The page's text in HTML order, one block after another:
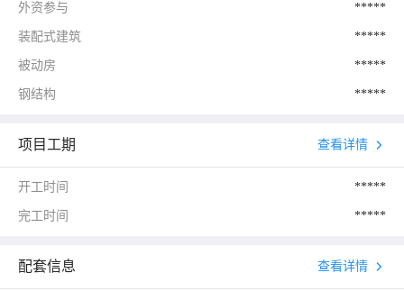
外资参与 *****
装配式建筑 *****
被动房 *****
钢结构 *****
项目工期 查看详情
开工时间 *****
完工时间 *****
配套信息 查看详情